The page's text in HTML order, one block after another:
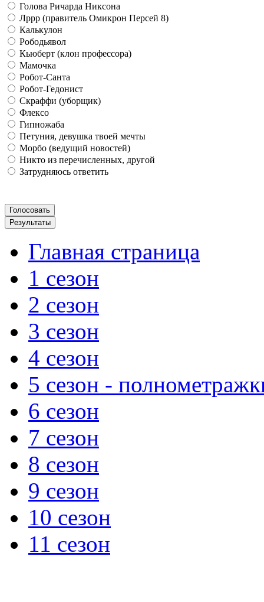
Голова Ричарда Никсона
Лррр (правитель Омикрон Персей 8)
Калькулон
Рободьявол
Кьюберт (клон профессора)
Мамочка
Робот-Санта
Робот-Гедонист
Скраффи (уборщик)
Флексо
Гипножаба
Петуния, девушка твоей мечты
Морбо (ведущий новостей)
Никто из перечисленных, другой
Затрудняюсь ответить
Главная страница
1 сезон
2 сезон
3 сезон
4 сезон
5 сезон -
6 сезон
7 сезон
8 сезон
9 сезон
10 сезон
11 сезон